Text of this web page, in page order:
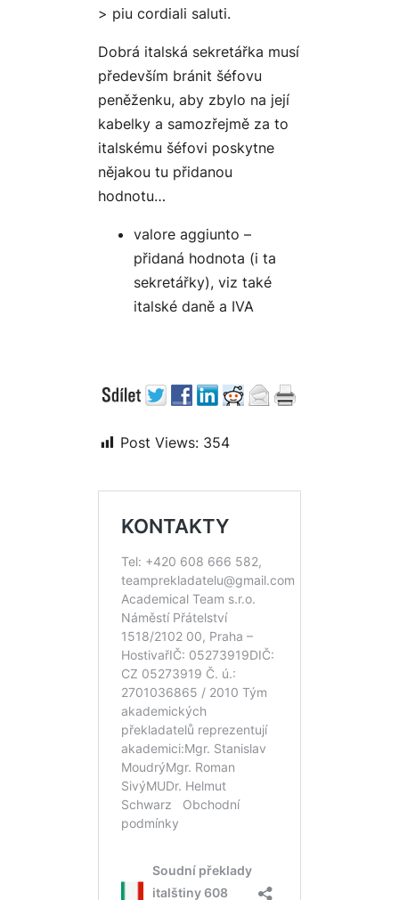
> piu cordiali saluti.
Dobrá italská sekretářka musí
především bránit šéfovu
peněženku, aby zbylo na její
kabelky a samozřejmě za to
italskému šéfovi poskytne
nějakou tu přidanou
hodnotu…
valore aggiunto –
přidaná hodnota (i ta
sekretářky), viz také
italské daně a IVA
Post Views: 354